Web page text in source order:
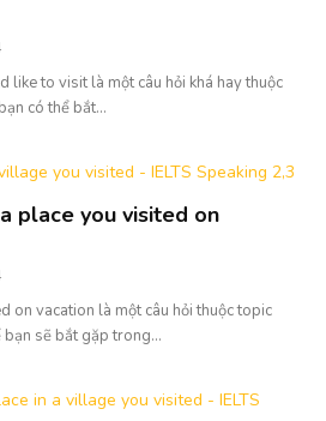
like to visit là một câu hỏi khá hay thuộc
có thể bắt...
place you visited on
on vacation là một câu hỏi thuộc topic
sẽ bắt gặp trong...